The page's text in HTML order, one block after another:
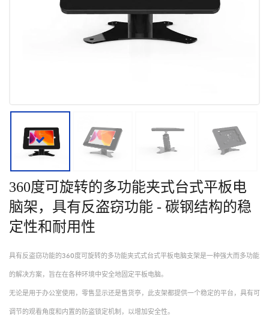
360度可旋转的多功能夹式台式平板电
脑架，具有反盗窃功能 - 碳钢结构的稳
定性和耐用性
具有反盗窃功能的360度可旋转的多功能夹式式台式平板电脑支架是一种强大而多功能
的解决方案，旨在在各种环境中安全地固定平板电脑。
无论是用于办公室使用，零售显示还是售货亭，此支架都提供一个稳定的平台，具有可
调节的观看角度和内置的防盗锁定机制，以增加安全性。